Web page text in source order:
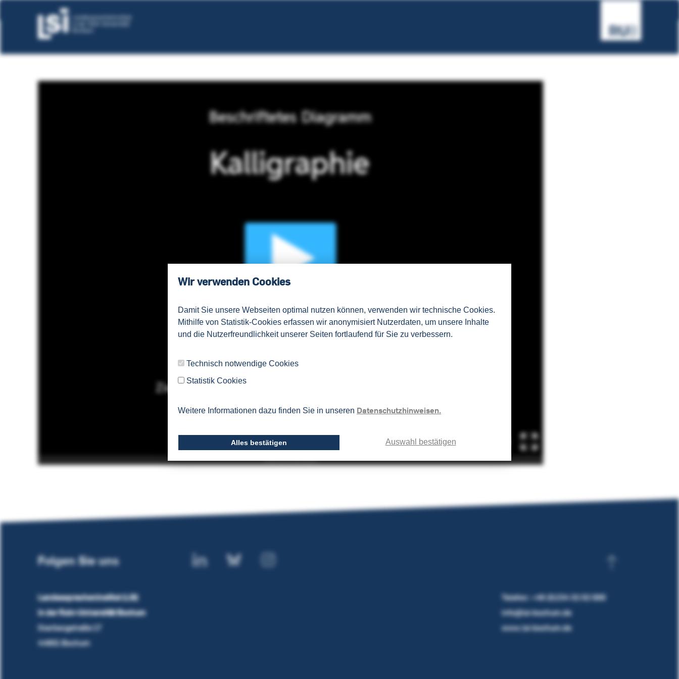
Wir verwenden Cookies
Damit Sie unsere Webseiten optimal nutzen können, verwenden wir technische Cookies.
Mithilfe von Statistik-Cookies erfassen wir anonymisiert Nutzerdaten, um unsere Inhalte
und die Nutzerfreundlichkeit unserer Seiten fortlaufend für Sie zu verbessern.
Technisch notwendige Cookies
Statistik Cookies
Weitere Informationen dazu finden Sie in unseren Datenschutzhinweisen.
Auswahl bestätigen
Alles bestätigen
Folgen Sie uns
Landesspracheninstitut (LSI)
in der Ruhr-Universität Bochum
Overbergstraße 17
44801 Bochum
Telefon: +49 (0)234 32 02 000
info@lsi-bochum.de
www.lsi-bochum.de